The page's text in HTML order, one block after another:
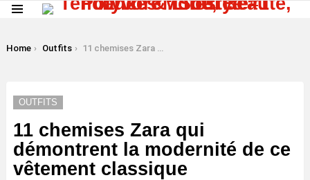
You are here:
Home Outfits 11 chemises Zara qui démontrent la modernité de ce vêtement classique
OUTFITS
11 chemises Zara qui
démontrent la modernité de ce
vêtement classique